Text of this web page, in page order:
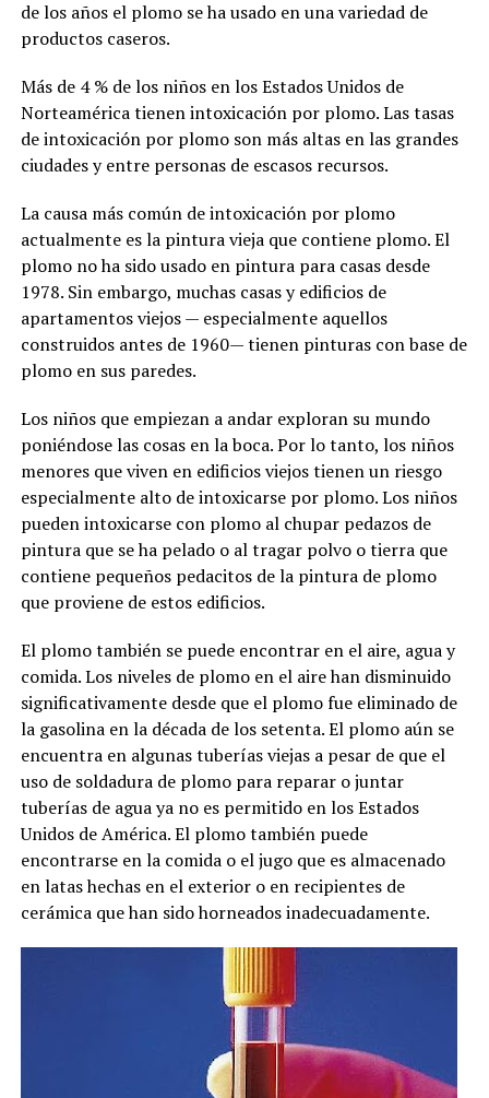
de los años el plomo se ha usado en una variedad de
productos caseros.
Más de 4 % de los niños en los Estados Unidos de
Norteamérica tienen intoxicación por plomo. Las tasas
de intoxicación por plomo son más altas en las grandes
ciudades y entre personas de escasos recursos.
La causa más común de intoxicación por plomo
actualmente es la pintura vieja que contiene plomo. El
plomo no ha sido usado en pintura para casas desde
1978. Sin embargo, muchas casas y edificios de
apartamentos viejos — especialmente aquellos
construidos antes de 1960— tienen pinturas con base de
plomo en sus paredes.
Los niños que empiezan a andar exploran su mundo
poniéndose las cosas en la boca. Por lo tanto, los niños
menores que viven en edificios viejos tienen un riesgo
especialmente alto de intoxicarse por plomo. Los niños
pueden intoxicarse con plomo al chupar pedazos de
pintura que se ha pelado o al tragar polvo o tierra que
contiene pequeños pedacitos de la pintura de plomo
que proviene de estos edificios.
El plomo también se puede encontrar en el aire, agua y
comida. Los niveles de plomo en el aire han disminuido
significativamente desde que el plomo fue eliminado de
la gasolina en la década de los setenta. El plomo aún se
encuentra en algunas tuberías viejas a pesar de que el
uso de soldadura de plomo para reparar o juntar
tuberías de agua ya no es permitido en los Estados
Unidos de América. El plomo también puede
encontrarse en la comida o el jugo que es almacenado
en latas hechas en el exterior o en recipientes de
cerámica que han sido horneados inadecuadamente.